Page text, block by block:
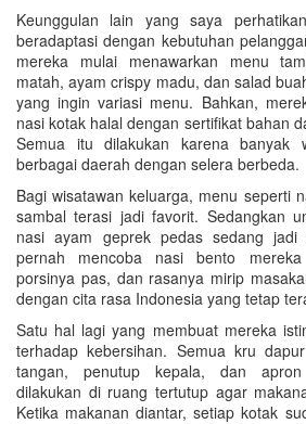
Keunggulan lain yang saya
beradaptasi dengan kebutuhan
mereka mulai menawarkan menu
matah, ayam crispy madu, dan salad
yang ingin variasi menu. Bahkan,
nasi kotak halal dengan sertifikat bahan
Semua itu dilakukan karena banyak
berbagai daerah dengan selera berbeda.
Bagi wisatawan keluarga, menu seperti
sambal terasi jadi favorit. Sedangkan
nasi ayam geprek pedas sedang jadi
pernah mencoba nasi bento
porsinya pas, dan rasanya mirip
dengan cita rasa Indonesia yang tetap
Satu hal lagi yang membuat mereka
terhadap kebersihan. Semua kru
tangan, penutup kepala, dan apron
dilakukan di ruang tertutup agar
Ketika makanan diantar, setiap kotak